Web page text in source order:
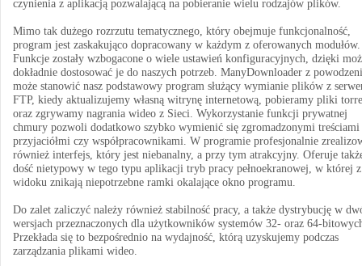
czynienia z aplikacją pozwalającą na pobieranie wielu rodzajów plików.
Mimo tak dużego rozrzutu tematycznego, który obejmuje funkcjonalność,
program jest zaskakująco dopracowany w każdym z oferowanych modułów.
Funkcje zostały wzbogacone o wiele ustawień konfiguracyjnych, dzięki
dokładnie dostosować je do naszych potrzeb. ManyDownloader z
może stanowić nasz podstawowy program służący wymianie plików z
FTP, kiedy aktualizujemy własną witrynę internetową, pobieramy pliki
oraz zgrywamy nagrania wideo z Sieci. Wykorzystanie funkcji prywatnej
chmury pozwoli dodatkowo szybko wymienić się zgromadzonymi treściami
przyjaciółmi czy współpracownikami. W programie profesjonalnie
również interfejs, który jest niebanalny, a przy tym atrakcyjny. Oferuje
dość nietypowy w tego typu aplikacji tryb pracy pełnoekranowej, w której z
widoku znikają niepotrzebne ramki okalające okno programu.
Do zalet zaliczyć należy również stabilność pracy, a także dystrybucję w
wersjach przeznaczonych dla użytkowników systemów 32- oraz 64-
Przekłada się to bezpośrednio na wydajność, którą uzyskujemy podczas
zarządzania plikami wideo.